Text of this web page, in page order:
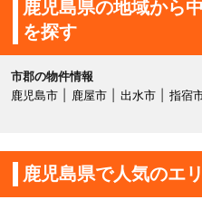
鹿児島県の地域から
を探す
市郡の物件情報
鹿児島市
鹿屋市 出水市 指宿
鹿児島県で人気のエ